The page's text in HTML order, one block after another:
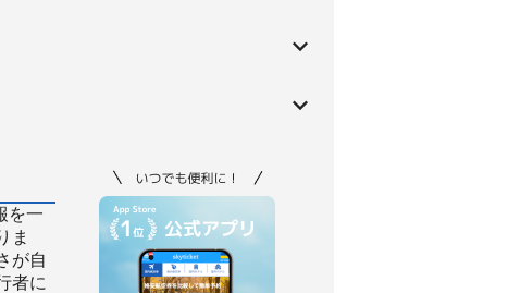
を一
ま
が自
者に